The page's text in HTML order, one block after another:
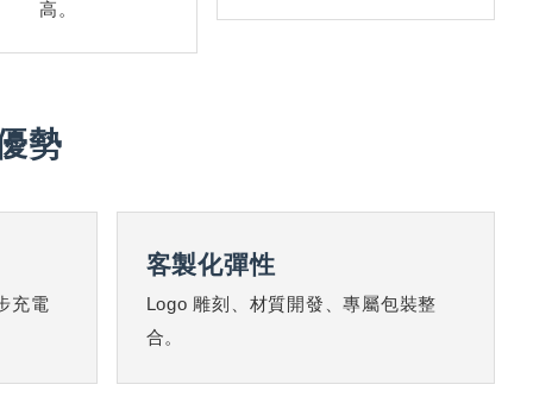
高。
勢
充電
客製化彈性
Logo 雕刻、材質開發、專屬包裝整
合。